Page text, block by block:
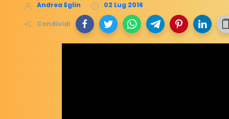
Andrea Eglin 02 Lug 2016
Condividi